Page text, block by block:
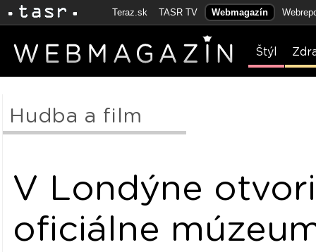
Teraz.sk TASR TV Webmagazín
Štýl
Hudba a film
V Londýne
oficiálne